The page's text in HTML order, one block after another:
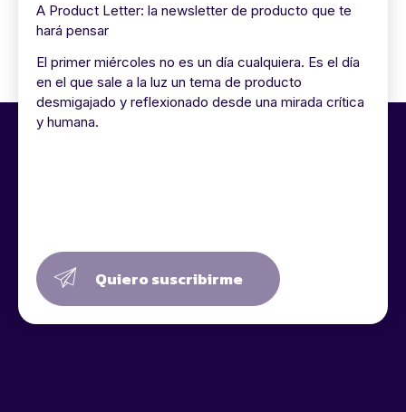
A Product Letter: la newsletter de producto que te
hará pensar
El primer miércoles no es un día cualquiera. Es el día
en el que sale a la luz un tema de producto
desmigajado y reflexionado desde una mirada crítica
y humana.
Quiero suscribirme